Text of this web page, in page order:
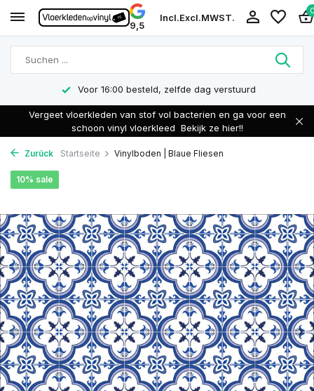
9,5
Incl.Excl.MWST.
Voor 16:00 besteld, zelfde dag verstuurd
Vergeet vloerkleden van stof vol bacterien en ga voor een
schoon vinyl vloerkleed Bekijk ze hier!!
Zurück Startseite Vinylboden | Blaue Fliesen
10% sale